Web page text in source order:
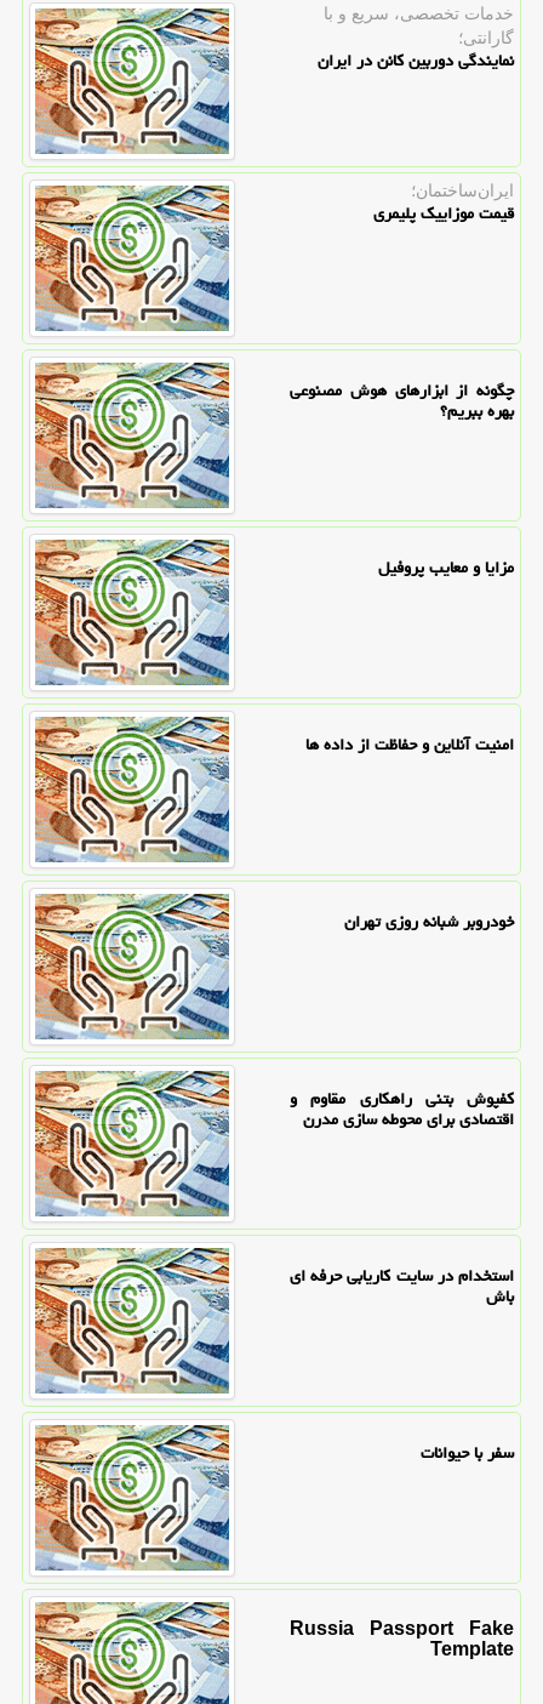
خدمات تخصصی، سریع و با
گارانتی؛
نمایندگی دوربین کانن در ایران
ایران‌ساختمان؛
قیمت موزاییک پلیمری
چگونه از ابزارهای هوش مصنوعی
بهره ببریم؟
مزایا و معایب پروفیل
امنیت آنلاین و حفاظت از داده ها
خودروبر شبانه روزی تهران
کفپوش بتنی راهکاری مقاوم و
اقتصادی برای محوطه سازی مدرن
استخدام در سایت کاریابی حرفه ای
باش
سفر با حیوانات
Russia Passport Fake
Template